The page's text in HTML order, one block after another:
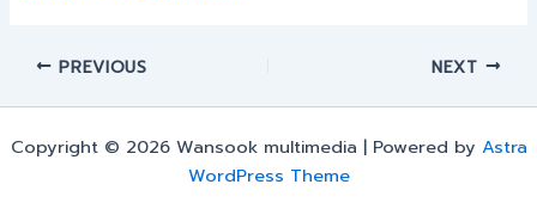
PREVIOUS NEXT
Copyright © 2026 Wansook multimedia | Powered by Astra
WordPress Theme